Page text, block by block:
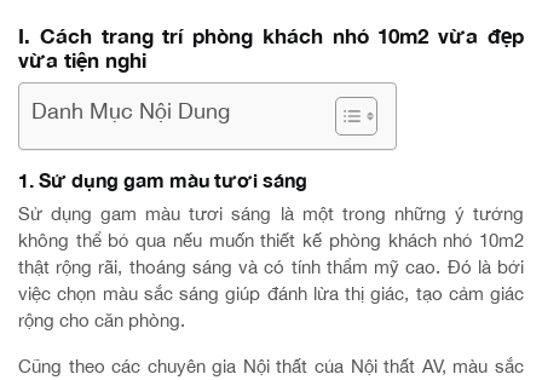
I. Cách trang trí phòng khách nhỏ 10m2 vừa đẹp
vừa tiện nghi
Danh Mục Nội Dung
1. Sử dụng gam màu tươi sáng
Sử dụng gam màu tươi sáng là một trong những ý tưởng
không thể bỏ qua nếu muốn thiết kế phòng khách nhỏ 10m2
thật rộng rãi, thoáng sáng và có tính thẩm mỹ cao. Đó là bởi
việc chọn màu sắc sáng giúp đánh lừa thị giác, tạo cảm giác
rộng cho căn phòng.
Cũng theo các chuyên gia Nội thất của Nội thất AV, màu sắc